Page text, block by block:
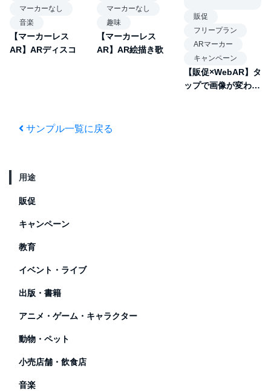
マーカーなし
音楽
【マーカーレス
AR】ARディスコ
マーカーなし
趣味
【マーカーレス
AR】AR絵描き歌
販促
フリープラン
ARマーカー
キャンペーン
【販促×WebAR】タ
ップで画像が変わる
サンプル一覧に戻る
用途
販促
キャンペーン
教育
イベント・ライブ
出版・書籍
アニメ・ゲーム・キャラクター
動物・ペット
小売店舗・飲食店
音楽